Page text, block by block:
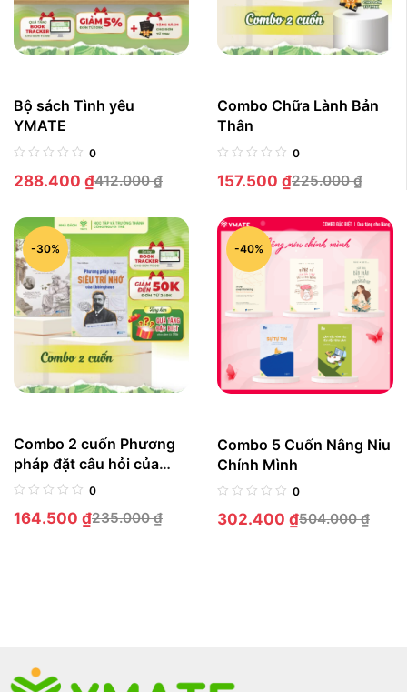
Bộ sách Tình yêu
YMATE
0
412.000₫
288.400 ₫
Combo Chữa Lành Bản
Thân
0
225.000₫
157.500 ₫
-30%
Combo 2 cuốn Phương
pháp đặt câu hỏi của
Socrates + Phương pháp
Ebbinghaus
0
235.000₫
164.500 ₫
-40%
Combo 5 Cuốn Nâng Niu
Chính Mình
0
504.000₫
302.400 ₫